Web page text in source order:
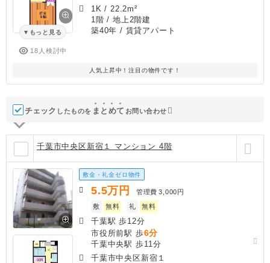
もっと見る
18人検討中
1K / 22.2m²
1階 / 地上2階建
築40年 / 賃貸アパート
人気上昇中！注目の物件です！
チェック したものを ま と めて お問い合わせ
千葉市中央区新宿１ マンション 4階
敷金・礼金ゼロ物件
5.5万円 管理費 3,000円
敷
無料 礼 無料
千葉駅 歩12分
市役所前駅 歩6分
千葉中央駅 歩11分
千葉市中央区新宿１